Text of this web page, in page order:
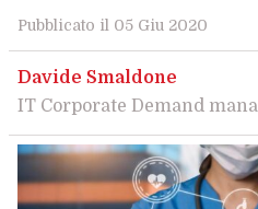
Pubblicato il 05 Giu 2020
Davide Smaldone
IT Corporate Demand